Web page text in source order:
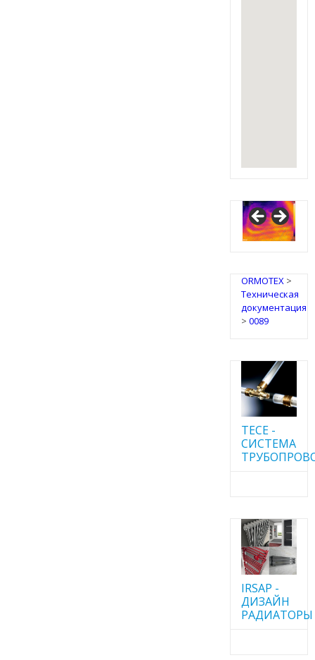
ORMOTEX>
Техническая
документация
> 0089
TECE -
CИСТЕМА
IRSAP -
ДИЗАЙН
РАДИАТОРЫ